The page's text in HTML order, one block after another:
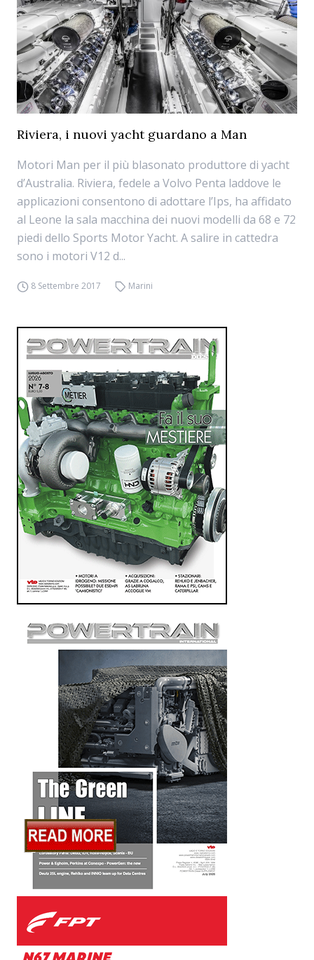
Riviera, i nuovi yacht guardano a Man
Motori Man per il più blasonato produttore di yacht
d’Australia. Riviera, fedele a Volvo Penta laddove le
applicazioni consentono di adottare l’Ips, ha affidato
al Leone la sala macchina dei nuovi modelli da 68 e 72
piedi dello Sports Motor Yacht. A salire in cattedra
sono i motori V12 d...
8 Settembre 2017 Marini